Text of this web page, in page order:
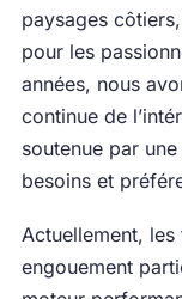
paysages
pour les
années, nous
continue de
soutenue par
besoins et
Actuellement,
engouement